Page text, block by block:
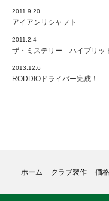
2011.9.20
アイアンリシャフト
2011.2.4
ザ・ミステリー ハイブリッ
2013.12.6
RODDIOドライバー完成！
ホーム クラブ製作 価